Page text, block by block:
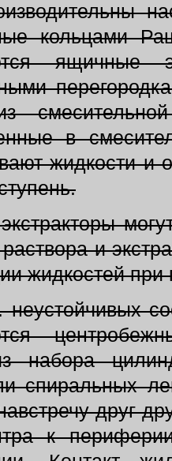
кольцами
ящичные
в
жидкости и
и
жидкостей
набора
спиральных
друг
к